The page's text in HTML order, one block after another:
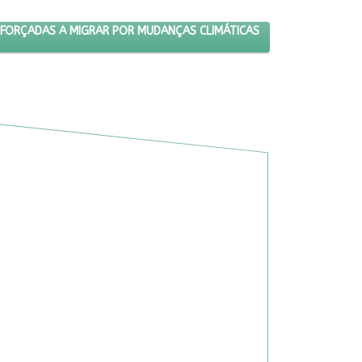
DAS PESSOAS FORÇADAS A MIGRAR POR MUDANÇAS CLIMÁTICAS
A MIGRAR POR MUDANÇAS CLIMÁTICAS